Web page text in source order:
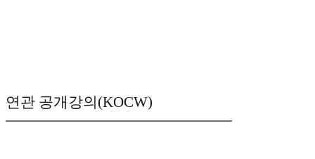
연관 공개강의(KOCW)